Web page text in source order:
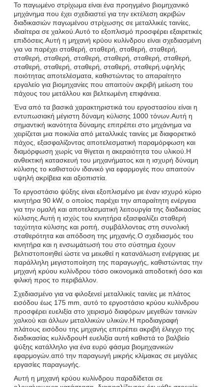
Το παγωμένο στρίχωμα είναι ένα προηγμένο βιομηχανικό
μηχάνημα που έχει σχεδιαστεί για την εκτέλεση ακριβών
διαδικασιών παγωμένου στρίχωσης σε μεταλλικές ταινίες,
ιδιαίτερα σε χαλκού.Αυτό το εξοπλισμό προσφέρει εξαιρετικές
επιδόσεις.Αυτή η μηχανή κρύου κυλίνδρου είναι σχεδιασμένη
για να παρέχει σταθερή, σταθερή, σταθερή, σταθερή,
σταθερή, σταθερή, σταθερή, σταθερή, σταθερή, σταθερή,
σταθερή, σταθερή, σταθερή, σταθερή, σταθερή.υψηλής
ποιότητας αποτελέσματα, καθιστώντας το απαραίτητο
εργαλείο για βιομηχανίες που απαιτούν ακριβή μείωση του
πάχους του μετάλλου και βελτιωμένη επιφάνεια.
Ένα από τα βασικά χαρακτηριστικά του εργοστασίου είναι η
εντυπωσιακή μέγιστη δύναμη κύλισης 1000 τόνων.Αυτή η
σημαντική ικανότητα δύναμης επιτρέπει στο μηχάνημα να
χειρίζεται μια ποικιλία από μεταλλικές ταινίες με διαφορετικό
πάχος, εξασφαλίζοντας αποτελεσματική παραμόρφωση και
διαμόρφωση χωρίς να θίγεται η ακεραιότητα του υλικού.Η
ανθεκτική κατασκευή του μηχανήματος και η ισχυρή δύναμη
κύλισης το καθιστούν ιδανικό για εφαρμογές που απαιτούν
υψηλή ακρίβεια και αξιοπιστία.
Το εργοστάσιο ψύξης είναι εξοπλισμένο με έναν ισχυρό κύριο
κινητήρα 90 kW, ο οποίος παρέχει την απαραίτητη ενέργεια
για την ομαλή και αποτελεσματική λειτουργία της διαδικασίας
κύλισης.Αυτή η ισχύς του κινητήρα εξασφαλίζει σταθερή
ταχύτητα κύλισης και ροπή, συμβάλλοντας στη συνολική
σταθερότητα και απόδοση της μηχανής.Ο σχεδιασμός του
κινητήρα και η ενσωμάτωσή του στο σύστημα έχουν
βελτιστοποιηθεί ώστε να μειωθεί η κατανάλωση ενέργειας με
παράλληλη μεγιστοποίηση της παραγωγής, καθιστώντας την
μηχανή κρύου κυλίνδρου τόσο οικονομικά αποδοτική όσο και
φιλική προς το περιβάλλον.
Σχεδιασμένο για να φιλοξενεί μεταλλικές ταινίες με πλάτος
εισόδου έως 175 mm, αυτό το εργοστάσιο κρύου κυλίνδρου
προσφέρει ευελιξία στο χειρισμό διαφόρων μεγεθών ταινιών
χαλκού και άλλων μεταλλικών υλικών.Η προδιαγραφή
πλάτους εισόδου της μηχανής επιτρέπει ακριβή έλεγχο της
διαδικασίας κυλίνδρουΗ ευελιξία αυτή καθιστά το βαλβείο
ψύξης κατάλληλο για ένα ευρύ φάσμα βιομηχανικών
εφαρμογών.από την παραγωγή μικρής κλίμακας σε μεγάλες
εργασίες παραγωγής.
Αυτή η μηχανή κρύου κυλίνδρου παραδίδεται σε